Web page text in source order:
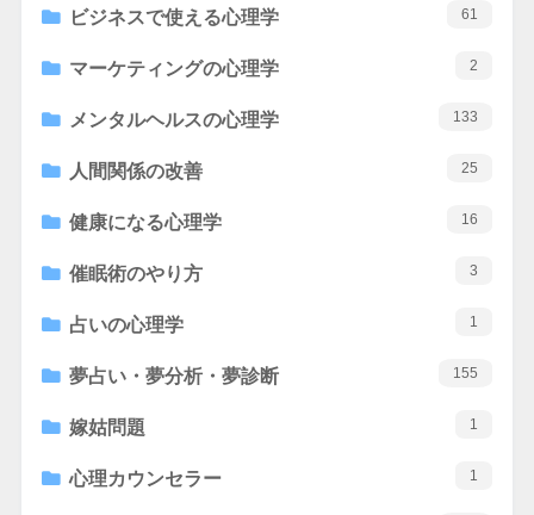
ビジネスで使える心理学 61
マーケティングの心理学 2
メンタルヘルスの心理学 133
人間関係の改善 25
健康になる心理学 16
催眠術のやり方 3
占いの心理学 1
夢占い・夢分析・夢診断 155
嫁姑問題 1
心理カウンセラー 1